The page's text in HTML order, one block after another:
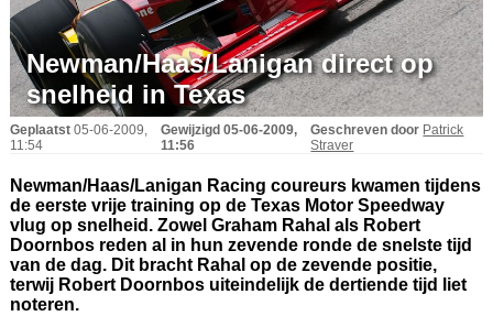
IndyCar 101
Indy 500
English
Newman/Haas/Lanigan direct op
snelheid in Texas
Geplaatst 05-06-2009,
11:54
Gewijzigd 05-06-2009,
11:56
Geschreven door Patrick
Straver
Newman/Haas/Lanigan Racing coureurs kwamen tijdens
de eerste vrije training op de Texas Motor Speedway
vlug op snelheid. Zowel Graham Rahal als Robert
Doornbos reden al in hun zevende ronde de snelste tijd
van de dag. Dit bracht Rahal op de zevende positie,
terwij Robert Doornbos uiteindelijk de dertiende tijd liet
noteren.